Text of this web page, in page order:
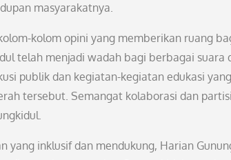
masyarakatnya.
kolom opini yang memberikan ruang
telah menjadi wadah bagi berbagai suara
publik dan kegiatan-kegiatan edukasi
tersebut. Semangat kolaborasi dan
yang inklusif dan mendukung, Harian